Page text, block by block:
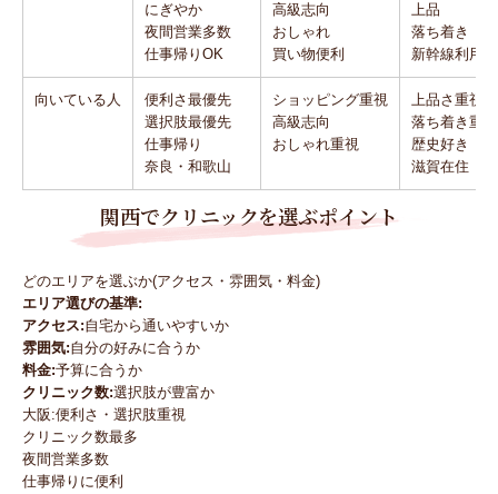
にぎやか
夜間営業多数
仕事帰りOK
高級志向
おしゃれ
買い物便利
上品
落ち着き
新幹線利用可
向いている人
便利さ最優先
選択肢最優先
仕事帰り
奈良・和歌山
ショッピング重視
高級志向
おしゃれ重視
上品さ重視
落ち着き重視
歴史好き
滋賀在住
関西でクリニックを選ぶポイント
どのエリアを選ぶか(アクセス・雰囲気・料金)
エリア選びの基準:
アクセス:自宅から通いやすいか
雰囲気:自分の好みに合うか
料金:予算に合うか
クリニック数:選択肢が豊富か
大阪:便利さ・選択肢重視
クリニック数最多
夜間営業多数
仕事帰りに便利